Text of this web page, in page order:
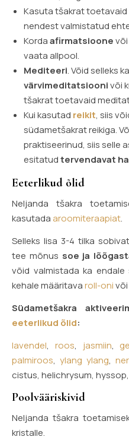
Kasuta tšakrat toetavaid
nendest valmistatud
Kordaafirmatsioone
vaata allpool.
Mediteeri. Võid selleks
värvimeditatsioonivõi
tšakrat toetavaid
Kui kasutad reikit, siis
südametšakrat reikiga.
praktiseerinud, siis selle
esitatudtervendavat
Eeterlikud õlid
Neljanda tšakra
kasutada aroomiteraapiat.
Selleks lisa 3-4 tilka
tee mõnus soe ja
võid valmistada ka
kehale määritavaroll-onivõi
Südametšakra
eeterlikud õlid:
lavendel, roos, jasmiin,
palmiroos, ylang ylang,
cistus, helichrysum, hyssop,
Poolvääriskivid
Neljanda tšakra
kristalle.